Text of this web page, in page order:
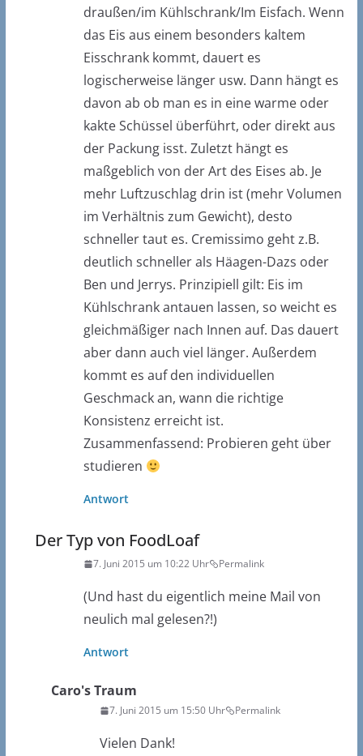
draußen/im Kühlschrank/Im Eisfach. Wenn
das Eis aus einem besonders kaltem
Eisschrank kommt, dauert es
logischerweise länger usw. Dann hängt es
davon ab ob man es in eine warme oder
kakte Schüssel überführt, oder direkt aus
der Packung isst. Zuletzt hängt es
maßgeblich von der Art des Eises ab. Je
mehr Luftzuschlag drin ist (mehr Volumen
im Verhältnis zum Gewicht), desto
schneller taut es. Cremissimo geht z.B.
deutlich schneller als Häagen-Dazs oder
Ben und Jerrys. Prinzipiell gilt: Eis im
Kühlschrank antauen lassen, so weicht es
gleichmäßiger nach Innen auf. Das dauert
aber dann auch viel länger. Außerdem
kommt es auf den individuellen
Geschmack an, wann die richtige
Konsistenz erreicht ist.
Zusammenfassend: Probieren geht über
studieren
Antwort
Der Typ von FoodLoaf
7. Juni 2015 um 10:22 Uhr Permalink
(Und hast du eigentlich meine Mail von
neulich mal gelesen?!)
Antwort
Caro's Traum
7. Juni 2015 um 15:50 Uhr Permalink
Vielen Dank!